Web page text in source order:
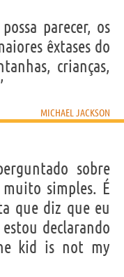
parecer, os
êxtases do
crianças,
MICHAEL JACKSON
sobre
simples. É
que diz que eu
declarando
kid is not my